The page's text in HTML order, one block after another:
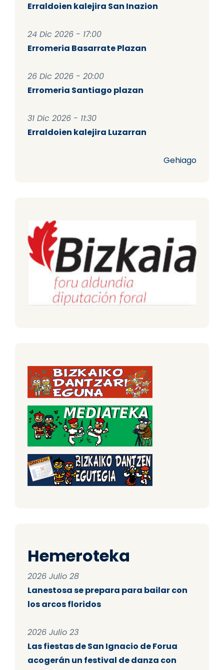
Erraldoien kalejira San Inazion
24 Dic 2026 - 17:00
Erromeria Basarrate Plazan
26 Dic 2026 - 20:00
Erromeria Santiago plazan
31 Dic 2026 - 11:30
Erraldoien kalejira Luzarran
Gehiago
Hemeroteka
2026 Julio 28
Lanestosa se prepara para bailar con
los arcos floridos
2026 Julio 23
Las fiestas de San Ignacio de Forua
acogerán un festival de danza con